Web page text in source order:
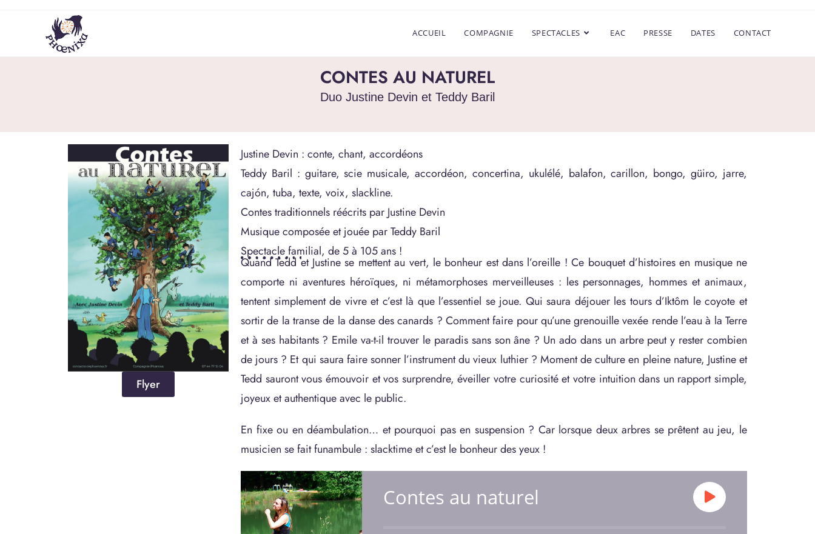
ACCUEIL COMPAGNIE SPECTACLES EAC PRESSE DATES CONTACT
CONTES AU NATUREL
Duo Justine Devin et Teddy Baril
Flyer
Justine Devin : conte, chant, accordéons
Teddy Baril : guitare, scie musicale, accordéon, concertina, ukulélé, balafon, carillon, bongo, güiro, jarre,
cajón, tuba, texte, voix, slackline.
Contes traditionnels réécrits par Justine Devin
Musique composée et jouée par Teddy Baril
Spectacle familial, de 5 à 105 ans !
Quand Tedd et Justine se mettent au vert, le bonheur est dans l’oreille ! Ce bouquet d’histoires en musique ne
comporte ni aventures héroïques, ni métamorphoses merveilleuses : les personnages, hommes et animaux,
tentent simplement de vivre et c’est là que l’essentiel se joue. Qui saura déjouer les tours d’Iktôm le coyote et
sortir de la transe de la danse des canards ? Comment faire pour qu’une grenouille vexée rende l’eau à la Terre
et à ses habitants ? Emile va-t-il trouver le paradis sans son âne ? Un ado dans un arbre peut y rester combien
de jours ? Et qui saura faire sonner l’instrument du vieux luthier ? Moment de culture en pleine nature, Justine et
Tedd sauront vous émouvoir et vos surprendre, éveiller votre curiosité et votre intuition dans un rapport simple,
joyeux et authentique avec le public.
En fixe ou en déambulation… et pourquoi pas en suspension ? Car lorsque deux arbres se prêtent au jeu, le
musicien se fait funambule : slacktime et c’est le bonheur des yeux !
Contes au naturel